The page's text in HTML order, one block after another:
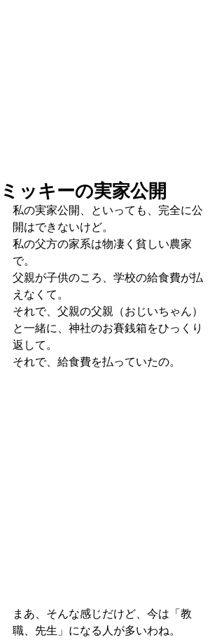
ミッキーの実家公開
私の実家公開、といっても、完全に公
開はできないけど。
私の父方の家系は物凄く貧しい農家
で。
父親が子供のころ、学校の給食費が払
えなくて。
それで、父親の父親（おじいちゃん）
と一緒に、神社のお賽銭箱をひっくり
返して。
それで、給食費を払っていたの。
まあ、そんな感じだけど、今は「教
職、先生」になる人が多いわね。